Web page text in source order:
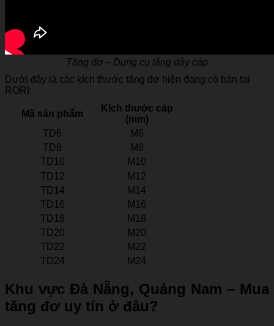
Tăng đơ – Dụng cụ tăng dây cáp
Dưới đây là các kích thước tăng đơ hiện đang có bán tại
RORI:
Mã sản phẩm
Kích thước cáp
(mm)
TD6
M6
TD8
M8
TD10
M10
TD12
M12
TD14
M14
TD16
M16
TD18
M18
TD20
M20
TD22
M22
TD24
M24
Khu vực Đà Nẵng, Quảng Nam – Mua
tăng đơ uy tín ở đâu?